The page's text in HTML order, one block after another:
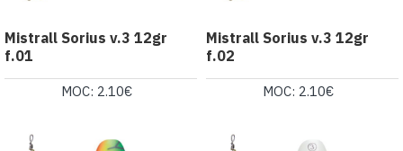
Mistrall Sorius v.3 12gr
f.01
MOC: 2.10€
Mistrall Sorius v.3 12gr
f.02
MOC: 2.10€